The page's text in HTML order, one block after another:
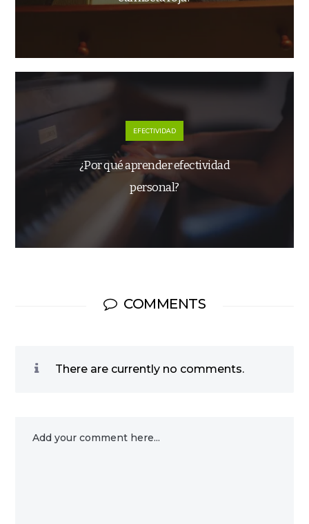
EFECTIVIDAD
¿Por qué aprender efectividad
personal?
COMMENTS
There are currently no comments.